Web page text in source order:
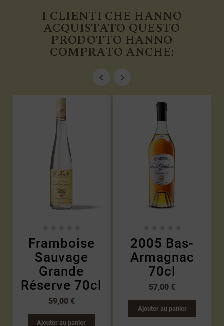
I CLIENTI CHE HANNO
ACQUISTATO QUESTO
PRODOTTO HANNO
COMPRATO ANCHE:
 
Framboise
Sauvage
Grande
Réserve 70cl
59,00 €
Ajouter au panier
2005 Bas-
Armagnac
70cl
57,00 €
Ajouter au panier